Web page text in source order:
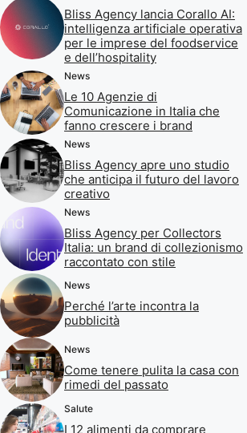
Bliss Agency lancia Corallo AI:
intelligenza artificiale operativa
per le imprese del foodservice
e dell’hospitality
News
Le 10 Agenzie di
Comunicazione in Italia che
fanno crescere i brand
News
Bliss Agency apre uno studio
che anticipa il futuro del lavoro
creativo
News
Bliss Agency per Collectors
Italia: un brand di collezionismo
raccontato con stile
News
Perché l’arte incontra la
pubblicità
News
Come tenere pulita la casa con
rimedi del passato
Salute
I 12 alimenti da comprare